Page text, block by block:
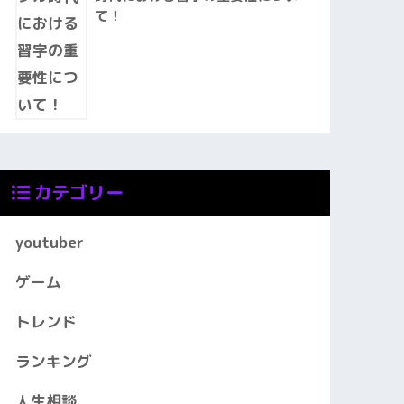
て！
カテゴリー
youtuber
ゲーム
トレンド
ランキング